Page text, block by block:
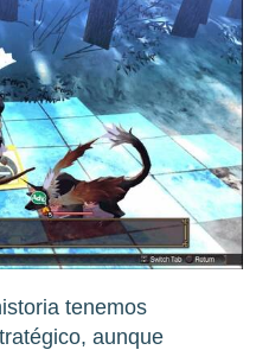
tenemos
aunque